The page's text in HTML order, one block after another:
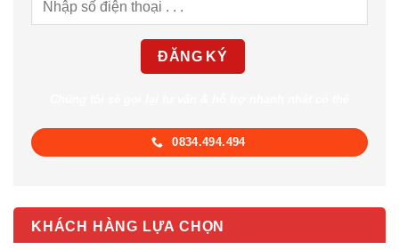
0834.494.494
KHÁCH HÀNG LỰA CHỌN